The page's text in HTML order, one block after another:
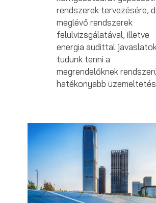
rendszerek tervezésére,
meglévő rendszerek
felülvizsgálatával, illetve
energia audittal
tudunk tenni a
megrendelőknek
hatékonyabb